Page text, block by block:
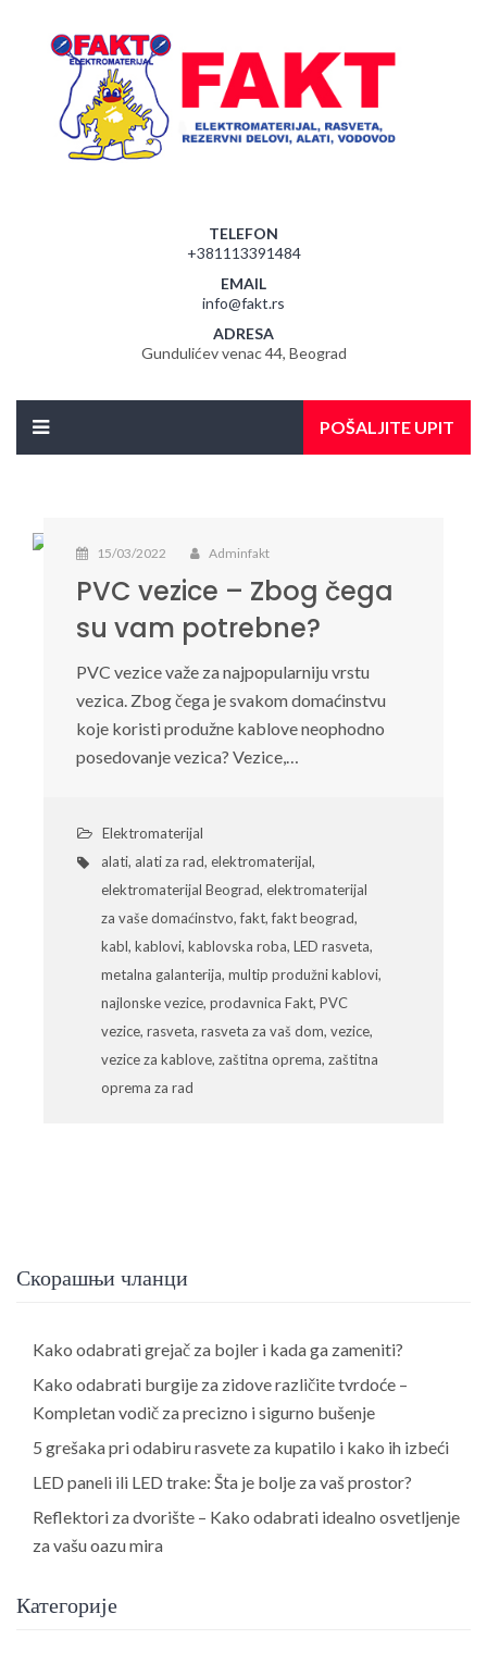
TELEFON
+381113391484
EMAIL
info@fakt.rs
ADRESA
Gundulićev venac 44, Beograd
POŠALJITE UPIT
15/03/2022 Adminfakt
PVC vezice – Zbog čega
su vam potrebne?
PVC vezice važe za najpopularniju vrstu
vezica. Zbog čega je svakom domaćinstvu
koje koristi produžne kablove neophodno
posedovanje vezica? Vezice,…
Elektromaterijal
alati, alati za rad, elektromaterijal,
elektromaterijal Beograd, elektromaterijal
za vaše domaćinstvo,fakt,fakt beograd,
kabl, kablovi, kablovska roba, LED rasveta,
metalna galanterija, multip produžni kablovi,
najlonske vezice, prodavnica Fakt, PVC
vezice, rasveta, rasveta za vaš dom, vezice,
vezice za kablove, zaštitna oprema, zaštitna
oprema za rad
Скорашњи чланци
Kako odabrati grejač za bojler i kada ga zameniti?
Kako odabrati burgije za zidove različite tvrdoće –
Kompletan vodič za precizno i sigurno bušenje
5 grešaka pri odabiru rasvete za kupatilo i kako ih izbeći
LED paneli ili LED trake: Šta je bolje za vaš prostor?
Reflektori za dvorište – Kako odabrati idealno osvetljenje
za vašu oazu mira
Категорије